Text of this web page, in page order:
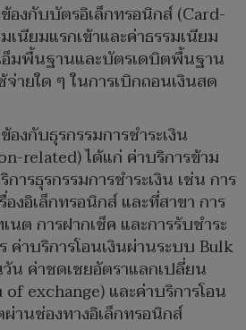
องกับบัตรอิเล็กทรอนิกส์ (Card-
เนียมแรกเข้าและค่าธรรมเนียม
อ็มพื้นฐานและบัตรเดบิตพื้นฐาน
จ่ายใด ๆ ในการเบิกถอนเงินสด
องกับธุรกรรมการชำระเงิน
related) ได้แก่ ค่าบริการข้าม
ารธุรกรรมการชำระเงิน เช่น การ
องอิเล็กทรอนิกส์ และที่สาขา การ
ต การฝากเช็ค และการรับชำระ
ค่าบริการโอนเงินผ่านระบบ Bulk
น ค่าชดเชยอัตราแลกเปลี่ยน
exchange) และค่าบริการโอน
านช่องทางอิเล็กทรอนิกส์